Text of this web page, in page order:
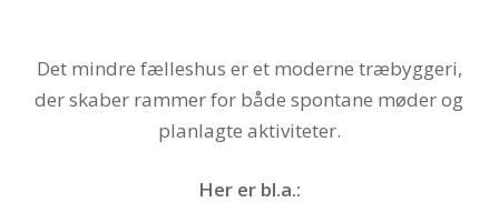
Det mindre fælleshus er et moderne træbyggeri,
der skaber rammer for både spontane møder og
planlagte aktiviteter.
Her er bl.a.: